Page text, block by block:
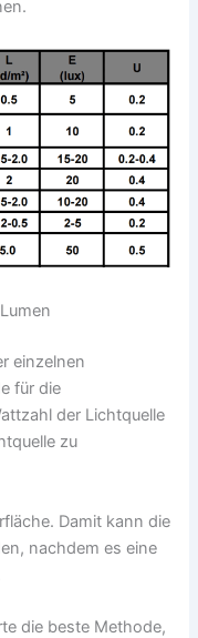
einzelnen
für die
der Lichtquelle
zu
Damit kann die
nachdem es eine
die beste Methode,